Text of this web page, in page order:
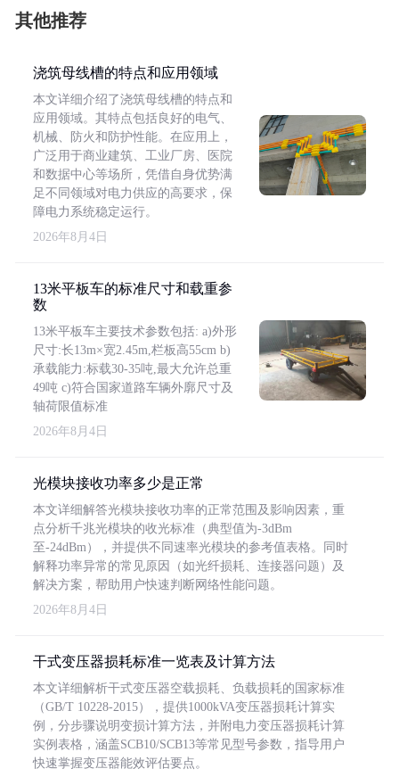
其他推荐
浇筑母线槽的特点和应用领域
本文详细介绍了浇筑母线槽的特点和
应用领域。其特点包括良好的电气、
机械、防火和防护性能。在应用上，
广泛用于商业建筑、工业厂房、医院
和数据中心等场所，凭借自身优势满
足不同领域对电力供应的高要求，保
障电力系统稳定运行。
2026年8月4日
13米平板车的标准尺寸和载重参
数
13米平板车主要技术参数包括: a)外形
尺寸:长13m×宽2.45m,栏板高55cm b)
承载能力:标载30-35吨,最大允许总重
49吨 c)符合国家道路车辆外廓尺寸及
轴荷限值标准
2026年8月4日
光模块接收功率多少是正常
本文详细解答光模块接收功率的正常范围及影响因素，重
点分析千兆光模块的收光标准（典型值为-3dBm
至-24dBm），并提供不同速率光模块的参考值表格。同时
解释功率异常的常见原因（如光纤损耗、连接器问题）及
解决方案，帮助用户快速判断网络性能问题。
2026年8月4日
干式变压器损耗标准一览表及计算方法
本文详细解析干式变压器空载损耗、负载损耗的国家标准
（GB/T 10228-2015），提供1000kVA变压器损耗计算实
例，分步骤说明变损计算方法，并附电力变压器损耗计算
实例表格，涵盖SCB10/SCB13等常见型号参数，指导用户
快速掌握变压器能效评估要点。